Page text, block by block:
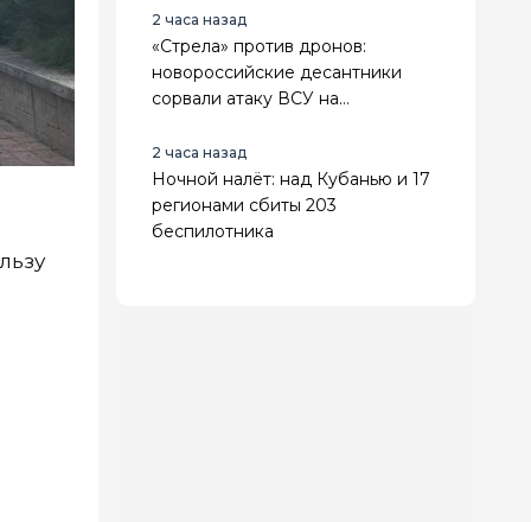
2 часа назад
«Стрела» против дронов:
новороссийские десантники
сорвали атаку ВСУ на
2 часа назад
Ночной налёт: над Кубанью и 17
регионами сбиты 203
беспилотника